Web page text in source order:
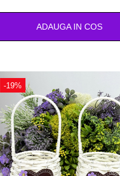
ADAUGA IN COS
-19%